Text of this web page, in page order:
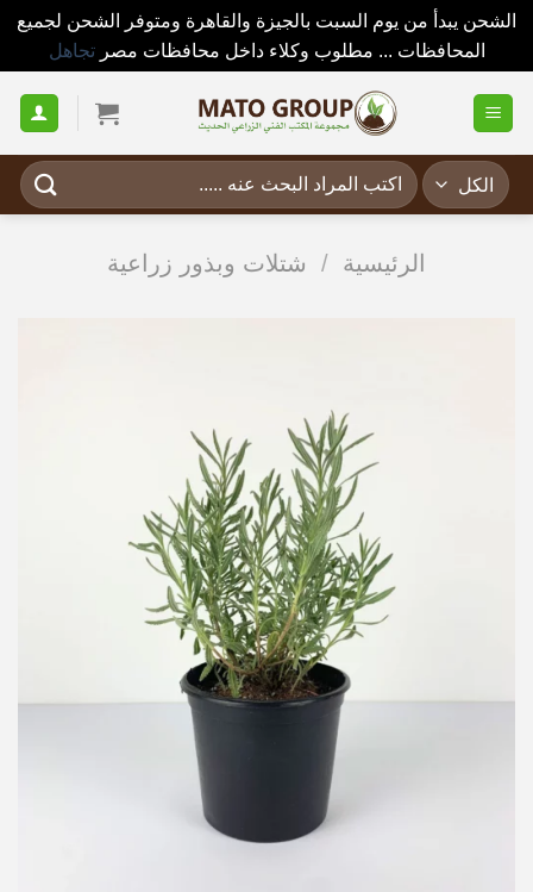
الشحن يبدأ من يوم السبت بالجيزة والقاهرة ومتوفر الشحن لجميع
المحافظات ... مطلوب وكلاء داخل محافظات مصرتجاهل
للمحتوى
البحث
عن:
الرئيسية / شتلات وبذور زراعية